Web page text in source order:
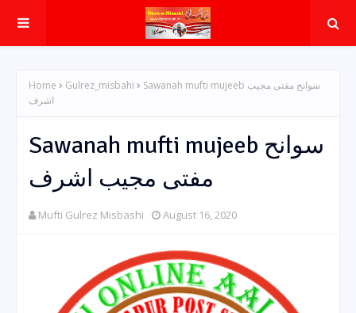
Home Gulrez_misbahi
Sawanah mufti mujeeb سوانح مفتی مجیب
اشرف
Sawanah mufti mujeeb سوانح
مفتی مجیب اشرف
Mufti Gulrez Misbashi August 16, 2020